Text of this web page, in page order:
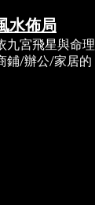
水佈局
九宮飛星與命理
鋪/辦公/家居的